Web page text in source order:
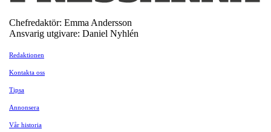
Chefredaktör: Emma Andersson
Ansvarig utgivare: Daniel Nyhlén
Redaktionen
Kontakta oss
Tipsa
Annonsera
Vår historia